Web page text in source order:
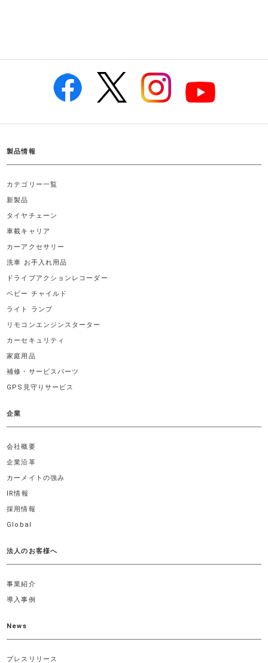
製品情報
カテゴリー一覧
新製品
タイヤチェーン
車載キャリア
カーアクセサリー
洗車 お手入れ用品
ドライブアクションレコーダー
ベビー チャイルド
ライト ランプ
リモコンエンジンスターター
カーセキュリティ
家庭用品
補修・サービスパーツ
GPS見守りサービス
企業
会社概要
企業沿革
カーメイトの強み
IR情報
採用情報
Global
法人のお客様へ
事業紹介
導入事例
News
プレスリリース